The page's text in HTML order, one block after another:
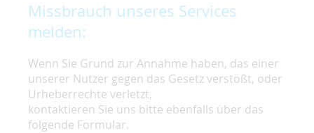
Missbrauch unseres Services
melden:
Wenn Sie Grund zur Annahme haben, das einer
unserer Nutzer gegen das Gesetz verstößt, oder
Urheberrechte verletzt,
kontaktieren Sie uns bitte ebenfalls über das
folgende Formular.